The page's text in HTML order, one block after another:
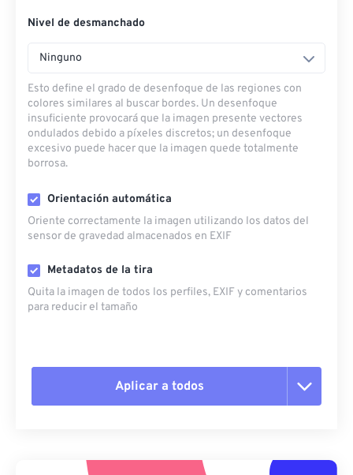
Nivel de desmanchado
Ninguno
Esto define el grado de desenfoque de las regiones con
colores similares al buscar bordes. Un desenfoque
insuficiente provocará que la imagen presente vectores
ondulados debido a píxeles discretos; un desenfoque
excesivo puede hacer que la imagen quede totalmente
borrosa.
Orientación automática
Oriente correctamente la imagen utilizando los datos del
sensor de gravedad almacenados en EXIF
Metadatos de la tira
Quita la imagen de todos los perfiles, EXIF ​​y comentarios
para reducir el tamaño
Aplicar a todos
Aplicar desde el ajuste preestablecido